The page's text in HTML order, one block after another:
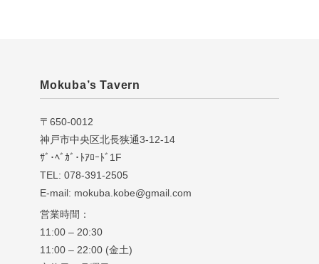
Mokuba’s Tavern
〒650-0012
神戸市中央区北長狭通3-12-14
ｻﾞ･ﾍﾞｶﾞ･ﾄｱﾛｰﾄﾞ1F
TEL: 078-391-2505
E-mail: mokuba.kobe@gmail.com
営業時間：
11:00 – 20:30
11:00 – 22:00 (金土)